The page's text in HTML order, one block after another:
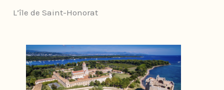
L’île de Saint-Honorat